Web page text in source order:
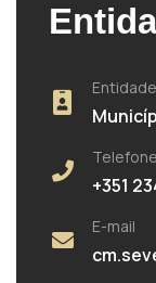
Telefone
+351
E-mail